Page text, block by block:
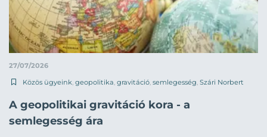
27/07/2026
Közös ügyeink geopolitika gravitáció semlegesség Szári Norbert
A geopolitikai gravitáció kora - a
semlegesség ára